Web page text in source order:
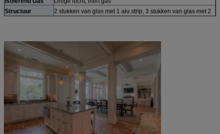
Structuur
2 stukken van glas met 1 alu.strip, 3 stukken van glas met 2
3. Groen huis